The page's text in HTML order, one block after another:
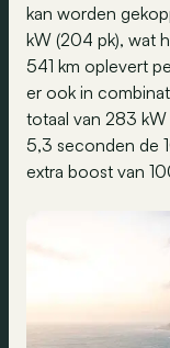
kan worden
kW (204 pk), wat
541 km oplevert
er ook in
totaal van 283
5,3 seconden de
extra boost van